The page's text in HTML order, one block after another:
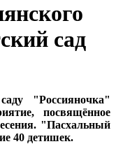
сад
"Россияночка"
посвящённое
"Пасхальный
40 детишек.